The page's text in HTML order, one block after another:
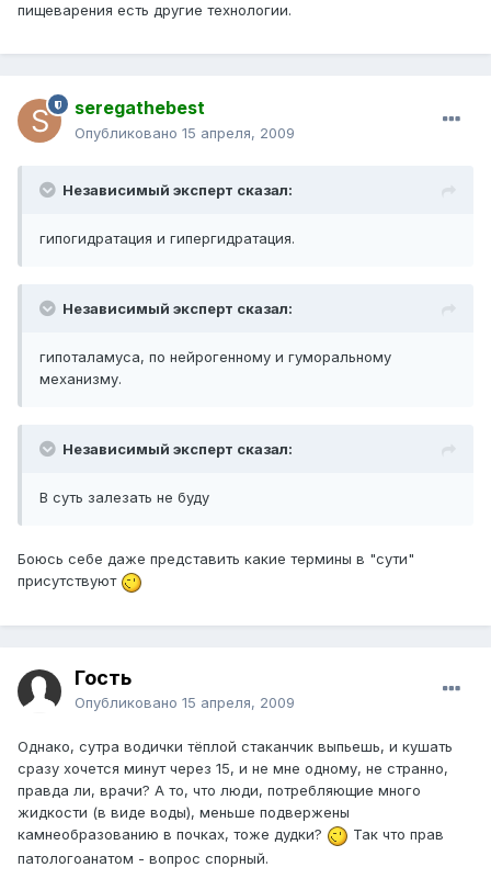
пищеварения есть другие технологии.
seregathebest
Опубликовано 15 апреля, 2009
Независимый эксперт сказал:
гипогидратация и гипергидратация.
Независимый эксперт сказал:
гипоталамуса, по нейрогенному и гуморальному
механизму.
Независимый эксперт сказал:
В суть залезать не буду
Боюсь себе даже представить какие термины в "сути"
присутствуют
Гость
Опубликовано 15 апреля, 2009
Однако, сутра водички тёплой стаканчик выпьешь, и кушать
сразу хочется минут через 15, и не мне одному, не странно,
правда ли, врачи? А то, что люди, потребляющие много
жидкости (в виде воды), меньше подвержены
камнеобразованию в почках, тоже дудки?
Так что прав
патологоанатом - вопрос спорный.